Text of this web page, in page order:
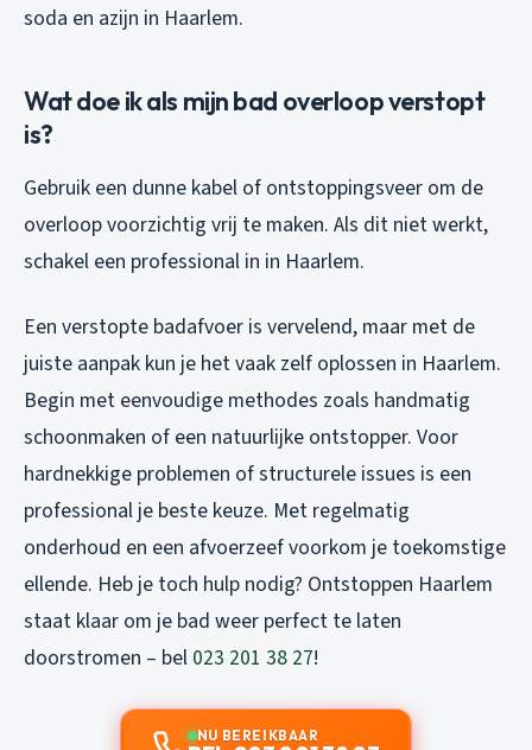
soda en azijn in Haarlem.
Wat doe ik als mijn bad overloop verstopt
is?
Gebruik een dunne kabel of ontstoppingsveer om de
overloop voorzichtig vrij te maken. Als dit niet werkt,
schakel een professional in in Haarlem.
Een verstopte badafvoer is vervelend, maar met de
juiste aanpak kun je het vaak zelf oplossen in Haarlem.
Begin met eenvoudige methodes zoals handmatig
schoonmaken of een natuurlijke ontstopper. Voor
hardnekkige problemen of structurele issues is een
professional je beste keuze. Met regelmatig
onderhoud en een afvoerzeef voorkom je toekomstige
ellende. Heb je toch hulp nodig? Ontstoppen Haarlem
staat klaar om je bad weer perfect te laten
doorstromen – bel 023 201 38 27!
NU BEREIKBAAR